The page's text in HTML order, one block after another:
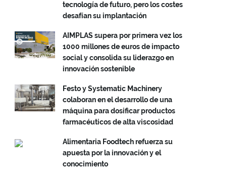
tecnología de futuro, pero los costes
desafían su implantación
AIMPLAS supera por primera vez los
1000 millones de euros de impacto
social y consolida su liderazgo en
innovación sostenible
Festo y Systematic Machinery
colaboran en el desarrollo de una
máquina para dosificar productos
farmacéuticos de alta viscosidad
Alimentaria Foodtech refuerza su
apuesta por la innovación y el
conocimiento